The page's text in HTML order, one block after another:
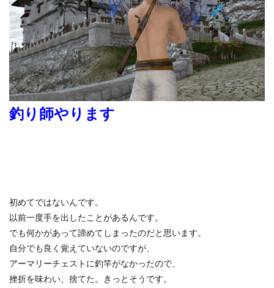
釣り師やります
初めてではないんです。
以前一度手を出したことがあるんです。
でも何かがあって諦めてしまったのだと思います。
自分でも良く覚えていないのですが、
アーマリーチェストに釣竿がなかったので、
挫折を味わい、捨てた。きっとそうです。